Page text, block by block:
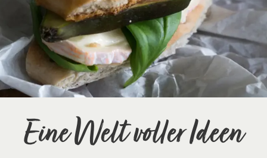
Eine Welt voller Ideen